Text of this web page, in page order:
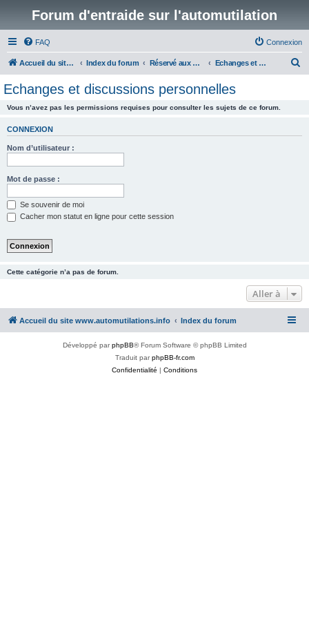
Forum d'entraide sur l'automutilation
FAQ Connexion
Accueil du site www.automutilations.info Index du forum Réservé aux membres Echanges et discussions personnelles
Echanges et discussions personnelles
Vous n’avez pas les permissions requises pour consulter les sujets de ce forum.
CONNEXION
Nom d’utilisateur :
Mot de passe :
Se souvenir de moi
Cacher mon statut en ligne pour cette session
Cette catégorie n’a pas de forum.
Aller à
Accueil du site www.automutilations.info Index du forum
Développé parphpBB® Forum Software © phpBB Limited
Traduit parphpBB-fr.com
Confidentialité | Conditions